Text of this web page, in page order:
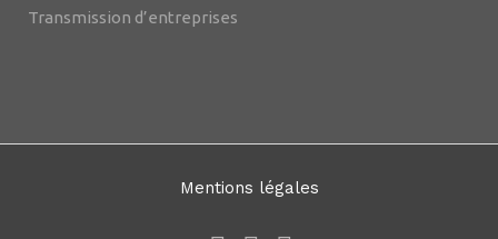
Transmission d’entreprises
Mentions légales